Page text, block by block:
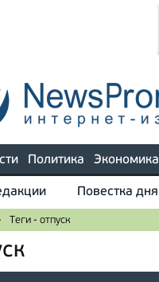
Политика Экономика
Повестка дня
Теги - отпуск